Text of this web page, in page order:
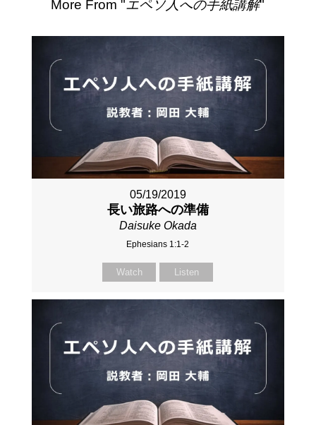
More From "エペソ人への手紙講解"
05/19/2019
長い旅路への準備
Daisuke Okada
Ephesians 1:1-2
Watch Listen